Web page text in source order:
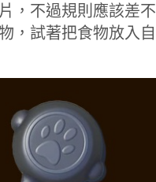
，不過規則應該差
，試著把食物放入